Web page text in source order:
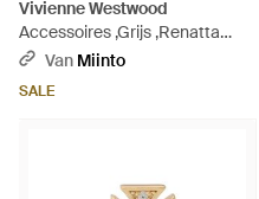
Vivienne Westwood
Accessoires ,Grijs ,Renatta
Ring - Metallic
Van Miinto
SALE